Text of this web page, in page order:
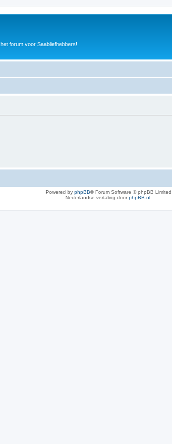
het forum voor Saabliefhebbers!
Powered by phpBB® Forum Software © phpBB Limited
Nederlandse vertaling doorphpBB.nl